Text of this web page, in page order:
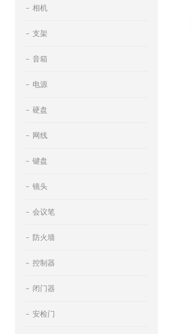
相机
支架
音箱
电源
硬盘
网线
键盘
镜头
会议笔
防火墙
控制器
闭门器
安检门